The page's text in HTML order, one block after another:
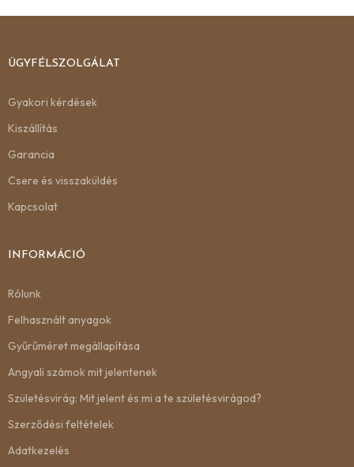
ÜGYFÉLSZOLGÁLAT
Gyakori kérdések
Kiszállítás
Garancia
Csere és visszaküldés
Kapcsolat
INFORMÁCIÓ
Rólunk
Felhasznált anyagok
Gyűrűméret megállapítása
Angyali számok mit jelentenek
Születésvirág: Mit jelent és mi a te születésvirágod?
Szerződési feltételek
Adatkezelés